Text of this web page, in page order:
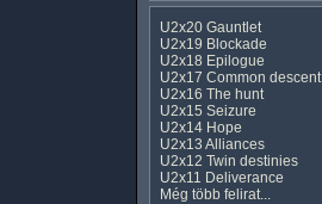
U2x20 Gauntlet
U2x19 Blockade
U2x18 Epilogue
U2x17 Common descent
U2x16 The hunt
U2x15 Seizure
U2x14 Hope
U2x13 Alliances
U2x12 Twin destinies
U2x11 Deliverance
Még több felirat...